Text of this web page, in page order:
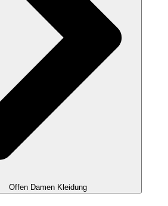
Offen Damen Kleidung